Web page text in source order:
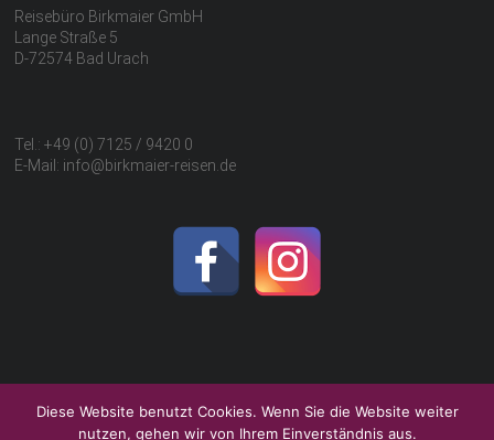
Reisebüro Birkmaier GmbH
Lange Straße 5
D-72574 Bad Urach
Tel.: +49 (0) 7125 / 9420 0
E-Mail: info@birkmaier-reisen.de
Diese Website benutzt Cookies. Wenn Sie die Website weiter
nutzen, gehen wir von Ihrem Einverständnis aus.